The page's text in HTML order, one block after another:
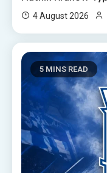
4 August 2026
5 MINS READ